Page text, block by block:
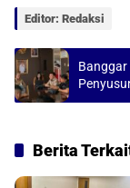
p
k
Editor: Redaksi
Banggar
Berita